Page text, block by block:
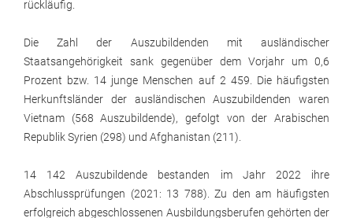
rückläufig.
Die Zahl der Auszubildenden mit ausländischer
Staatsangehörigkeit sank gegenüber dem Vorjahr um 0,6
Prozent bzw. 14 junge Menschen auf 2 459. Die häufigsten
Herkunftsländer der ausländischen Auszubildenden waren
Vietnam (568 Auszubildende), gefolgt von der Arabischen
Republik Syrien (298) und Afghanistan (211).
14 142 Auszubildende bestanden im Jahr 2022 ihre
Abschlussprüfungen (2021: 13 788). Zu den am häufigsten
erfolgreich abgeschlossenen Ausbildungsberufen gehörten der